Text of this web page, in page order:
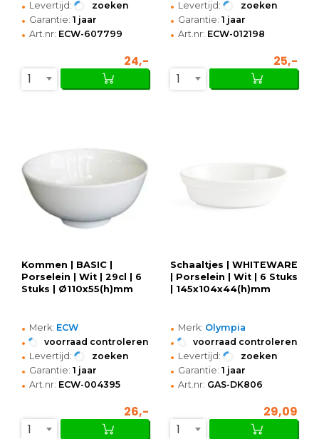
• Levertijd: zoeken
• Garantie: 1 jaar
• Art.nr: ECW-607799
24,-
1
• Levertijd: zoeken
• Garantie: 1 jaar
• Art.nr: ECW-012198
25,-
1
Kommen | BASIC |
Porselein | Wit | 29cl | 6
Stuks | Ø110x55(h)mm
• Merk: ECW
• voorraad controleren
• Levertijd: zoeken
• Garantie: 1 jaar
• Art.nr: ECW-004395
26,-
1
Schaaltjes | WHITEWARE
| Porselein | Wit | 6 Stuks
| 145x104x44(h)mm
• Merk: Olympia
• voorraad controleren
• Levertijd: zoeken
• Garantie: 1 jaar
• Art.nr: GAS-DK806
29,09
1